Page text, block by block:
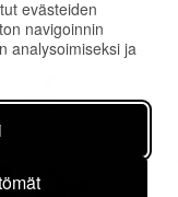
evästeiden
navigoinnin
analysoimiseksi ja